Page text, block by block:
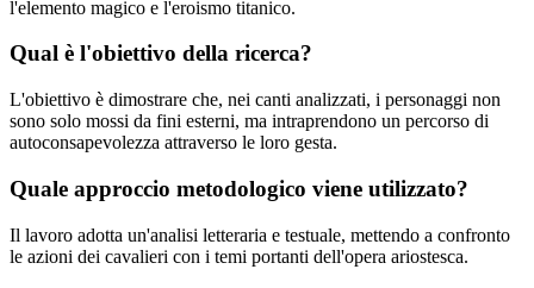
l'elemento magico e l'eroismo titanico.
Qual è l'obiettivo della ricerca?
L'obiettivo è dimostrare che, nei canti analizzati, i personaggi non
sono solo mossi da fini esterni, ma intraprendono un percorso di
autoconsapevolezza attraverso le loro gesta.
Quale approccio metodologico viene utilizzato?
Il lavoro adotta un'analisi letteraria e testuale, mettendo a confronto
le azioni dei cavalieri con i temi portanti dell'opera ariostesca.